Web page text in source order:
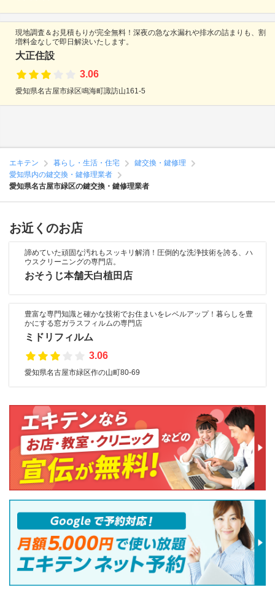
現地調査＆お見積もりが完全無料！深夜の急な水漏れや排水の詰まりも、割
増料金なしで即日解決いたします。
大正住設
3.06
愛知県名古屋市緑区鳴海町諏訪山161-5
エキテン 暮らし・生活・住宅
鍵交換・鍵修理
愛知県内の鍵交換・鍵修理業者
愛知県名古屋市緑区の鍵交換・鍵修理業者
お近くのお店
諦めていた頑固な汚れもスッキリ解消！圧倒的な洗浄技術を誇る、ハ
ウスクリーニングの専門店。
おそうじ本舗天白植田店
豊富な専門知識と確かな技術でお住まいをレベルアップ！暮らしを豊
かにする窓ガラスフィルムの専門店
ミドリフィルム
3.06
愛知県名古屋市緑区作の山町80-69